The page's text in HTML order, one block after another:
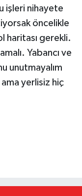
işleri nihayete
öncelikle
haritası gerekli.
Yabancı ve
unutmayalım
yerlisiz hiç